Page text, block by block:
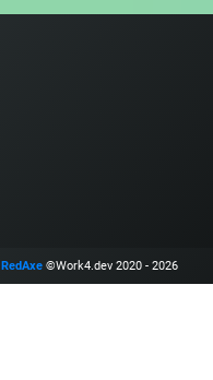
RedAxe ©Work4.dev 2020 - 2026